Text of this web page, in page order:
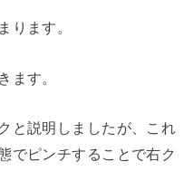
ります。
ます。
と説明しましたが、これ
でピンチすることで右ク